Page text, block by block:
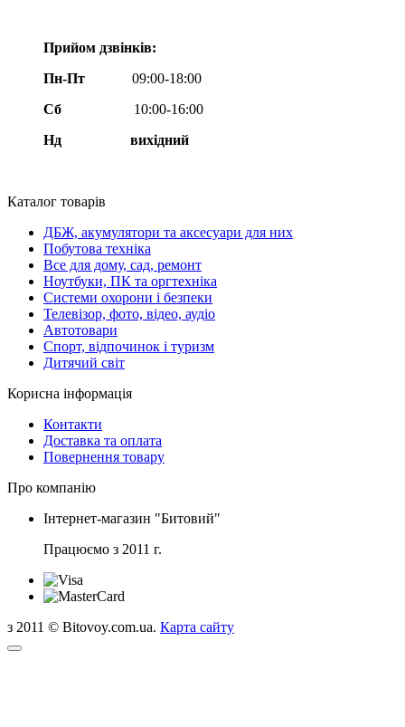
Прийом дзвінків:
Пн-Пт
09:00-18:00
Сб
10:00-16:00
Нд вихідний
Каталог товарів
ДБЖ, акумулятори та аксесуари для них
Побутова техніка
Все для дому, сад, ремонт
Ноутбуки, ПК та оргтехніка
Системи охорони і безпеки
Телевізор, фото, відео, аудіо
Автотовари
Спорт, відпочинок і туризм
Дитячий світ
Корисна інформація
Контакти
Доставка та оплата
Повернення товару
Про компанію
Інтернет-магазин "Битовий"
Працюємо з 2011 г.
з 2011 © Bitovoy.com.ua. Карта сайту